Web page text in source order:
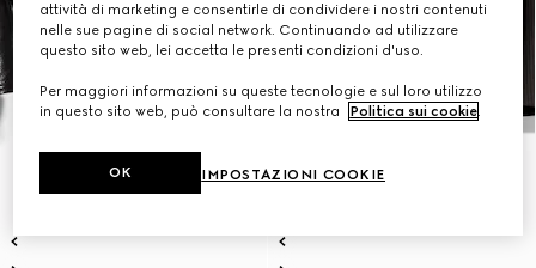
attività di marketing e consentirle di condividere i nostri contenuti
nelle sue pagine di social network. Continuando ad utilizzare
questo sito web, lei accetta le presenti condizioni d'uso.
Per maggiori informazioni su queste tecnologie e sul loro utilizzo
in questo sito web, può consultare la nostra
Politica sui cookie.
IMPOSTAZIONI COOKIE
OK